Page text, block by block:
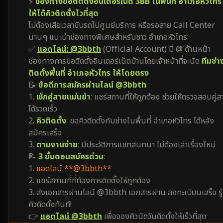
ให้ได้คิวติดตั้งไวที่สุด
ไม่ต้องเสียเวลาขับรถไปศูนย์บริการ หรือรอสาย Call Center
นานๆ แนะนำช่องทางพิเศษสำหรับชาว อำเภอหัวไทร:
✅ แอดไลน์: @3bbth (Official Account) มี @ ด้านหน้า
ช่องทางการขอติดตั้งอินเตอร์เน็ตบ้านโดยเจ้าหน้าที่จะนัด ทีมช่า
ติดตั้งพื้นที่ อำเภอหัวไทร ให้โดยตรง
📝 ข้อดีการสมัครผ่านไลน์ @3bbth :
1. เช็กคู่สายแม่นยำ: แชร์สถานที่ให้ถูกต้อง ช่วยให้ตรวจสอบคู่ส
ได้รวดเร็ว
2. คิวติดตั้ง: ขอคิวติดตั้งกับช่างในพื้นที่ อำเภอหัวไทร ได้หลัง
สมัครเสร็จ
3. ตามงานง่าย: มีประวัติการแชทสนทนา ไม่ต้องเล่าเรื่องใหม่
📝 3 ขั้นตอนสมัครด่วน:
1. แอดไลน์ **@3bbth**
2. แชร์สถานที่ที่ต้องการติดตั้งให้ถูกต้อง
3. ส่งเอกสารผ่านไลน์ @3bbth เอกสารผ่าน ลงทะเบียนเสร็จ รู้
คิวติดตั้งทันที!
👉 แอดไลน์ @3bbth เพื่อจองคิวนัดวันติดตั้งให้เร็วที่สุด